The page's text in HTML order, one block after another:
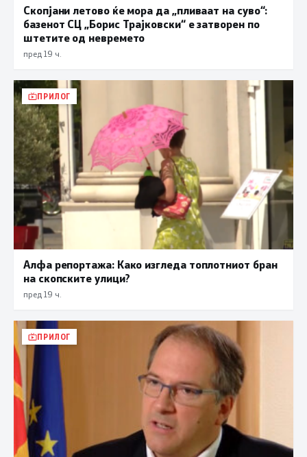
Скопјани летово ќе мора да „пливаат на суво“:
базенот СЦ „Борис Трајковски“ е затворен по
штетите од невремето
пред 19 ч.
ПРИЛОГ
Алфа репортажа: Како изгледа топлотниот бран
на скопските улици?
пред 19 ч.
ПРИЛОГ